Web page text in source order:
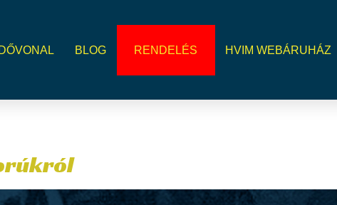
IDŐVONAL BLOG RENDELÉS HVIM WEBÁRUHÁZ